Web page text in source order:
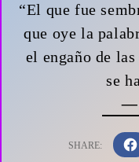
“El que fue
que oye la
el engaño de
se
—